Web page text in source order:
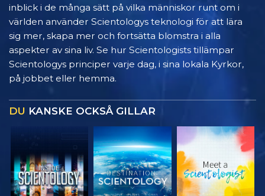
inblick i de många sätt på vilka människor runt om i
världen använder Scientologys teknologi för att lära
sig mer, skapa mer och fortsätta blomstra i alla
aspekter av sina liv. Se hur Scientologists tillämpar
Scientologys principer varje dag, i sina lokala Kyrkor,
på jobbet eller hemma.
DU KANSKE OCKSÅ GILLAR